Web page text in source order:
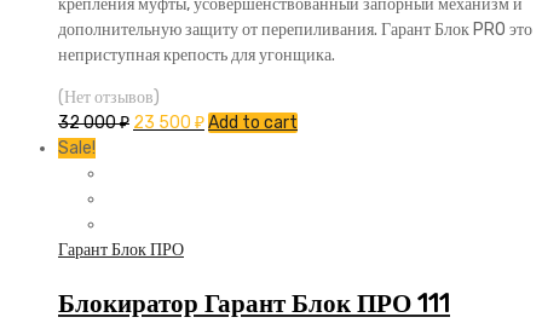
крепления муфты, усовершенствованный запорный механизм и
дополнительную защиту от перепиливания. Гарант Блок PRO это
неприступная крепость для угонщика.
(Нет отзывов)
32 000₽ 23 500 ₽Add to cart
Sale!
Гарант Блок ПРО
Блокиратор Гарант Блок ПРО 111